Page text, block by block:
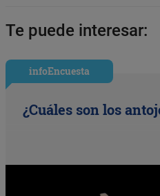
Te puede interesar:
infoEncuesta
¿Cuáles son los